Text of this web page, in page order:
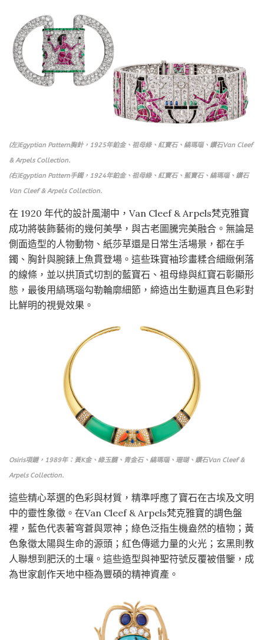
(左)Egyptian Pattern胸針，1925年鉑金、祖母綠、紅寶石、縞瑪瑙、鑽石Van Cleef
& Arpels Collection.
(右)Egyptian Pattern手鐲，1924年鉑金、祖母綠、紅寶石、藍寶石、縞瑪瑙、鑽石
Van Cleef & Arpels Collection.
在 1920 年代的設計風潮中，Van Cleef & Arpels梵克雅寶
成功將裝飾藝術的幾何美學，與古老圖騰完美融合。無論是
側面造型的人物動物、紙莎草還是日常生活場景，都在手
鐲、胸針與腕錶上魚貫登場。這些珠寶袖珍畫糅合細緻俐落
的線條，並以拱頂式切割的藍寶石、祖母綠與紅寶石彰顯形
態，最後用縞瑪瑙勾勒輪廓細節，締造出生動逼真且色彩對
比鮮明的視覺效果。
Osiris項鏈，1989年：黃K金、綠玉髓、青金石、縞瑪瑙、珊瑚、鑽石Van Cleef &
Arpels Collection.
這些精心萃選的色彩與材質，精準呼應了寶石在古埃及文明
中的靈性象徵。在Van Cleef & Arpels梵克雅寶的調色盤
裡，藍色代表著穹蒼與眾神；綠色泛指生機盎然的植物；黃
色象徵太陽與生命的源頭；紅色傳遞力量的火光；玄黑則教
人聯想到肥沃的土壤。這些造型與神聖符號反覆被借鑒，成
為世家創作天地中極為豐碩的精神資產。